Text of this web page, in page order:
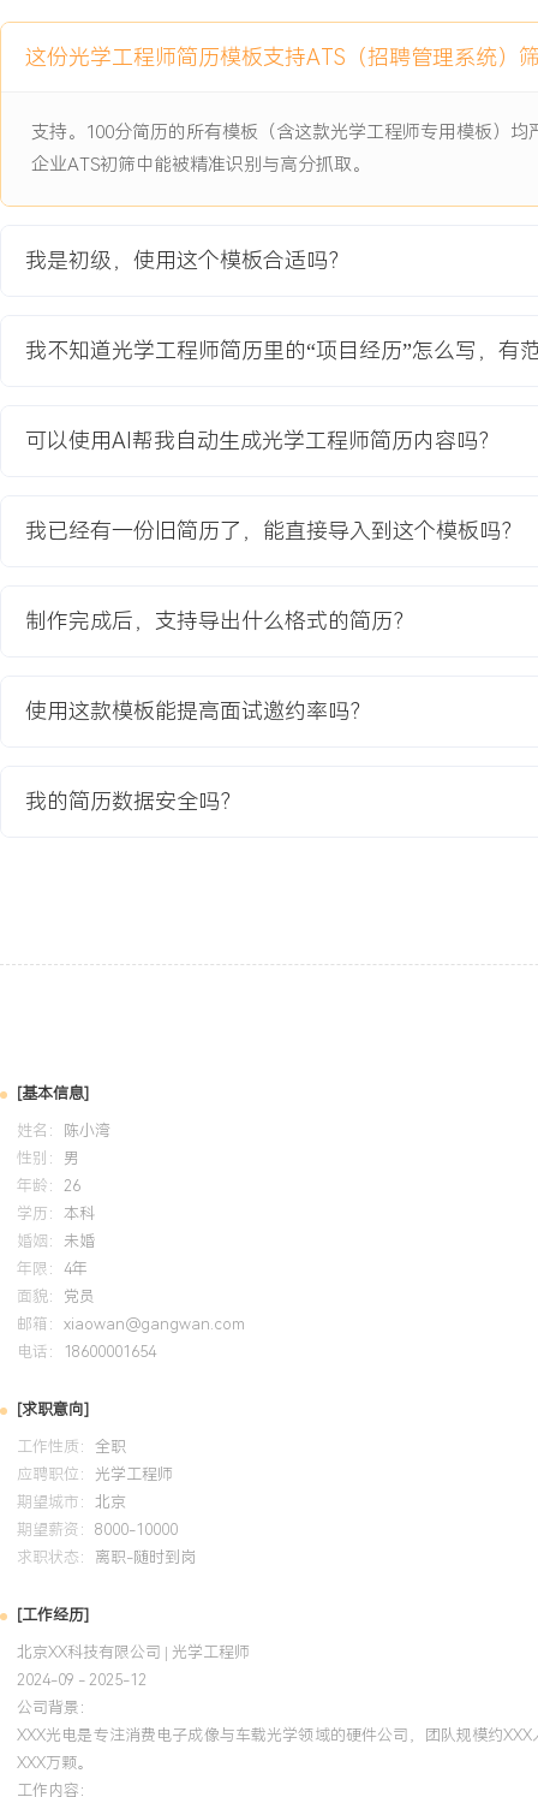
公司为某旗舰手机开发的3D人脸识别项目，原有点阵投影器方案存
的问题，在狭小刘海区域内难以满足整机堆叠要求，且衍射光学元
项目职责：
1.负责辅助照明用匀光透镜设计，优化其光强分布与发散角，以满足
据，为供应商筛选提供关键依据。
3.支持整机光学性能调试，在暗室环境下采集不同距离的人脸点云数
4.负责所有光学部件的技术文档、图纸与BOM整理，并输出测试规
验。
1.最终投影模组厚度减少XXX毫米，满足整机ID堆叠要求，整体功耗
3.完成整机光学测试与调试，保障项目按时进入量产阶段，累计出货
教育背景
初始结构设计与像质分析，在团队中负责公差分析与优化，熟悉光
撑了团队知识沉淀。个人特质：逻辑清晰，沟通顺畅，能有效协同
题；对光学细节有耐心，能适应快节奏、多项目并行的开发环境。
培训经历
2024-09
系统学习Zemax高级优化与公差分析方法，并将技能应用于车载镜
义评价函数优化了广角镜头的场曲与畸变，将设计性能提升XXX%；
准确预测了量产良率，与实测结果偏差小于X个百分点，相关设计准
这份光学工程师简历模板支持ATS（招聘管理系统）
支持。100分简历的所有模板（含这款光学工程师专用模板）
企业ATS初筛中能被精准识别与高分抓取。
我是初级，使用这个模板合适吗？
我不知道光学工程师简历里的“项目经历”怎么写，有
可以使用AI帮我自动生成光学工程师简历内容吗？
我已经有一份旧简历了，能直接导入到这个模板吗？
制作完成后，支持导出什么格式的简历？
使用这款模板能提高面试邀约率吗？
我的简历数据安全吗？
[基本信息]
姓名：
陈小湾
性别： 男
年龄： 26
学历： 本科
婚姻： 未婚
年限： 4年
面貌： 党员
邮箱： xiaowan@gangwan.com
电话：
18600001654
[求职意向]
工作性质： 全职
应聘职位： 光学工程师
期望城市： 北京
期望薪资： 8000-10000
求职状态： 离职-随时到岗
[工作经历]
北京XX科技有限公司 | 光学工程师
2024-09 - 2025-12
公司背景：
XXX光电是专注消费电子成像与车载光学领域的硬件公司，团队规模约
XXX万颗。
工作内容：